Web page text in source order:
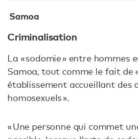
Samoa
Criminalisation
La « sodomie » entre hommes
Samoa, tout comme le fait de
établissement accueillant des
homosexuels ».
« Une personne qui commet